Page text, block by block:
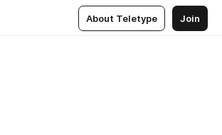
About Teletype Join